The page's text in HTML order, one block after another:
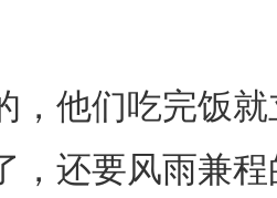
他们吃完饭就
，还要风雨兼